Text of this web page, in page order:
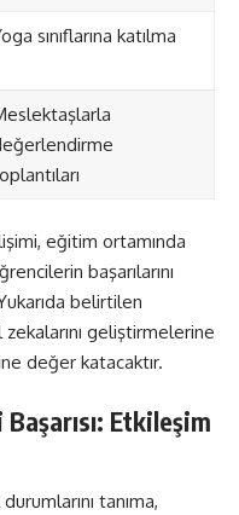
sınıflarına katılma
eğitim ortamında
başarılarını
belirtilen
geliştirmelerine
değer katacaktır.
Etkileşim
tanıma,